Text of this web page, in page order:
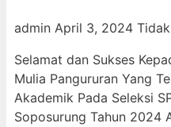
admin April 3, 2024
Selamat dan Sukses
Mulia Pangururan Yang
Akademik Pada Seleksi
Soposurung Tahun 2024